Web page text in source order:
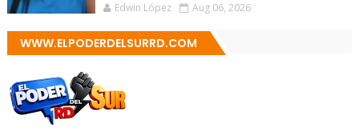
Edwin López Aug 06, 2026
WWW.ELPODERDELSURRD.COM